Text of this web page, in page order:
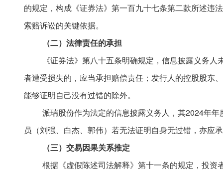
的规定，构成《证券法》第一百九十七条第二款所述违
索赔诉讼的关键依据。
（二）法律责任的承担
《证券法》第八十五条明确规定，信息披露义务
者遭受损失的，应当承担赔偿责任；发行人的控股股东
能够证明自己没有过错的除外。
派瑞股份作为法定的信息披露义务人，其2024年年
员（刘强、白杰、郭伟）若无法证明自身无过错，亦应
（三）交易因果关系推定
根据《虚假陈述司法解释》第十一条的规定，投